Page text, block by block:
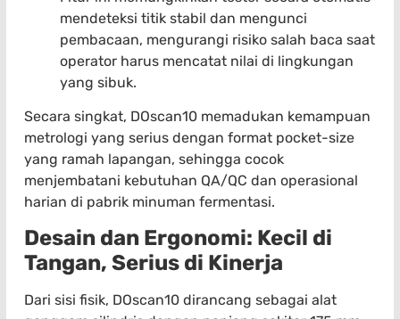
mendeteksi titik stabil dan mengunci
pembacaan, mengurangi risiko salah baca saat
operator harus mencatat nilai di lingkungan
yang sibuk.
Secara singkat, DOscan10 memadukan kemampuan
metrologi yang serius dengan format pocket-size
yang ramah lapangan, sehingga cocok
menjembatani kebutuhan QA/QC dan operasional
harian di pabrik minuman fermentasi.
Desain dan Ergonomi: Kecil di
Tangan, Serius di Kinerja
Dari sisi fisik, DOscan10 dirancang sebagai alat